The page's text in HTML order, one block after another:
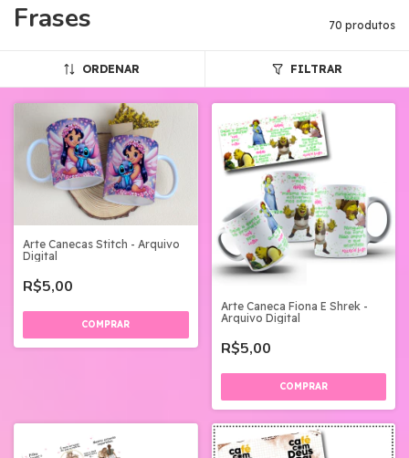
Frases 70 produtos
ORDENAR FILTRAR
Arte Canecas Stitch - Arquivo
Digital
R$5,00
Arte Caneca Fiona E Shrek -
Arquivo Digital
R$5,00